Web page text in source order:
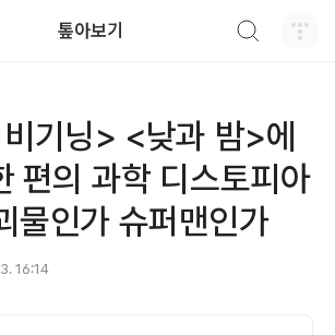
톺아보기
기닝> <낮과 밤>에
편의 과학 디스토피아
물인가 슈퍼맨인가
16:14